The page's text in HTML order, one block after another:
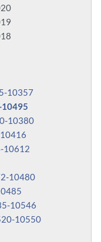
10357
10495
10380
10612
10480
10546
10550